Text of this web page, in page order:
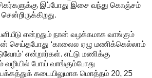
இப்போது இசை வந்து கொஞ்சம்
என்றதும் நான் வழக்கமாக வாங்கும்
செய்தபோது ‘காலைல ஏழு மணிக்கெல்லாம்
என்றார்கள். எட்டு மணிக்கு
வழியில் போய் வாங்கும்போது
கடையிலுமாக மொத்தம் 20, 25